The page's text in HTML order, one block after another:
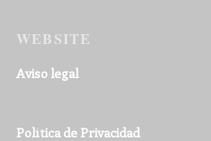
WEBSITE
Aviso legal
Política de Privacidad